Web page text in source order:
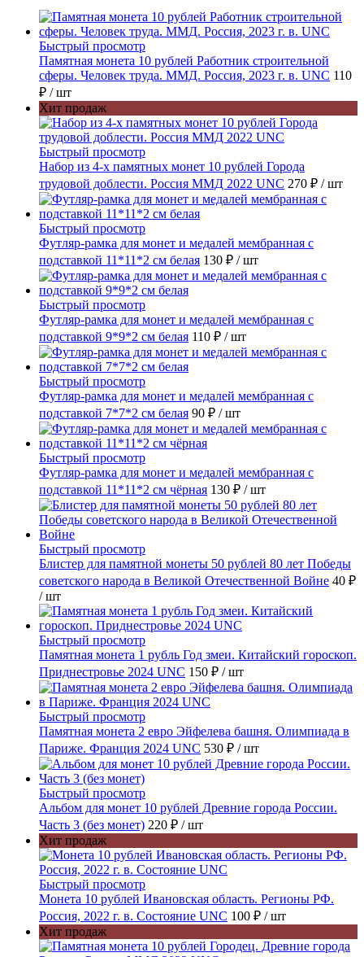
Быстрый просмотр
Памятная монета 10 рублей Работник строительной
сферы. Человек труда. ММД. Россия, 2023 г. в. UNC 110
₽ / шт
Хит продаж
Быстрый просмотр
Набор из 4-х памятных монет 10 рублей Города
трудовой доблести. Россия ММД 2022 UNC 270 ₽ / шт
Быстрый просмотр
Футляр-рамка для монет и медалей мембранная с
подставкой 11*11*2 см белая 130 ₽ / шт
Быстрый просмотр
Футляр-рамка для монет и медалей мембранная с
подставкой 9*9*2 см белая 110 ₽ / шт
Быстрый просмотр
Футляр-рамка для монет и медалей мембранная с
подставкой 7*7*2 см белая 90 ₽ / шт
Быстрый просмотр
Футляр-рамка для монет и медалей мембранная с
подставкой 11*11*2 см чёрная 130 ₽ / шт
Быстрый просмотр
Блистер для памятной монеты 50 рублей 80 лет Победы
советского народа в Великой Отечественной Войне 40 ₽
/ шт
Быстрый просмотр
Памятная монета 1 рубль Год змеи. Китайский гороскоп.
Приднестровье 2024 UNC 150 ₽ / шт
Быстрый просмотр
Памятная монета 2 евро Эйфелева башня. Олимпиада в
Париже. Франция 2024 UNC 530 ₽ / шт
Быстрый просмотр
Альбом для монет 10 рублей Древние города России.
Часть 3 (без монет) 220 ₽ / шт
Хит продаж
Быстрый просмотр
Монета 10 рублей Ивановская область. Регионы РФ.
Россия, 2022 г. в. Состояние UNC 100 ₽ / шт
Хит продаж